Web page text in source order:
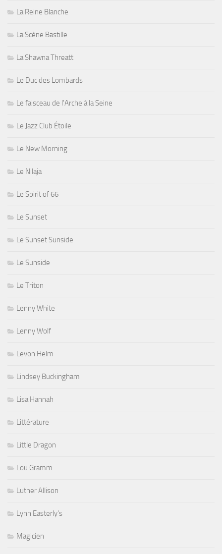
La Reine Blanche
La Scène Bastille
La Shawna Threatt
Le Duc des Lombards
Le faisceau de l'Arche à la Seine
Le Jazz Club Étoile
Le New Morning
Le Nilaja
Le Spirit of 66
Le Sunset
Le Sunset Sunside
Le Sunside
Le Triton
Lenny White
Lenny Wolf
Levon Helm
Lindsey Buckingham
Lisa Hannah
Littérature
Little Dragon
Lou Gramm
Luther Allison
Lynn Easterly's
Magicien